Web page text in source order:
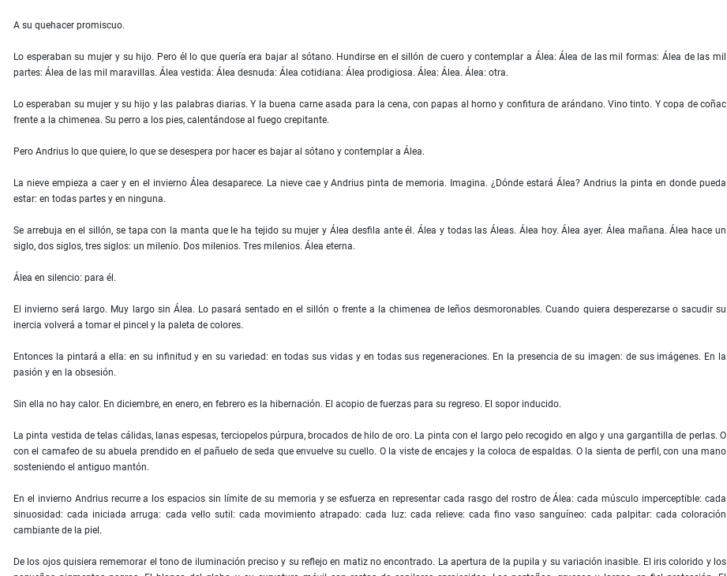
A su quehacer promiscuo.
Lo esperaban su mujer y su hijo. Pero él lo que quería era bajar al sótano. Hundirse en el sillón de cuero y contemplar a Álea: Álea de las mil formas: Álea de las mil
partes: Álea de las mil maravillas. Álea vestida: Álea desnuda: Álea cotidiana: Álea prodigiosa. Álea: Álea. Álea: otra.
Lo esperaban su mujer y su hijo y las palabras diarias. Y la buena carne asada para la cena, con papas al horno y confitura de arándano. Vino tinto. Y copa de coñac
frente a la chimenea. Su perro a los pies, calentándose al fuego crepitante.
Pero Andrius lo que quiere, lo que se desespera por hacer es bajar al sótano y contemplar a Álea.
La nieve empieza a caer y en el invierno Álea desaparece. La nieve cae y Andrius pinta de memoria. Imagina. ¿Dónde estará Álea? Andrius la pinta en donde pueda
estar: en todas partes y en ninguna.
Se arrebuja en el sillón, se tapa con la manta que le ha tejido su mujer y Álea desfila ante él. Álea y todas las Áleas. Álea hoy. Álea ayer. Álea mañana. Álea hace un
siglo, dos siglos, tres siglos: un milenio. Dos milenios. Tres milenios. Álea eterna.
Álea en silencio: para él.
El invierno será largo. Muy largo sin Álea. Lo pasará sentado en el sillón o frente a la chimenea de leños desmoronables. Cuando quiera desperezarse o sacudir su
inercia volverá a tomar el pincel y la paleta de colores.
Entonces la pintará a ella: en su infinitud y en su variedad: en todas sus vidas y en todas sus regeneraciones. En la presencia de su imagen: de sus imágenes. En la
pasión y en la obsesión.
Sin ella no hay calor. En diciembre, en enero, en febrero es la hibernación. El acopio de fuerzas para su regreso. El sopor inducido.
La pinta vestida de telas cálidas, lanas espesas, terciopelos púrpura, brocados de hilo de oro. La pinta con el largo pelo recogido en algo y una gargantilla de perlas. O
con el camafeo de su abuela prendido en el pañuelo de seda que envuelve su cuello. O la viste de encajes y la coloca de espaldas. O la sienta de perfil, con una mano
sosteniendo el antiguo mantón.
En el invierno Andrius recurre a los espacios sin límite de su memoria y se esfuerza en representar cada rasgo del rostro de Álea: cada músculo imperceptible: cada
sinuosidad: cada iniciada arruga: cada vello sutil: cada movimiento atrapado: cada luz: cada relieve: cada fino vaso sanguíneo: cada palpitar: cada coloración
cambiante de la piel.
De los ojos quisiera rememorar el tono de iluminación preciso y su reflejo en matiz no encontrado. La apertura de la pupila y su variación inasible. El iris colorido y los